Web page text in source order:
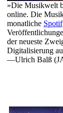
»Die Musikwelt
online. Die
monatliche
der neueste
Digitalisierung
—Ulrich Balß